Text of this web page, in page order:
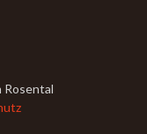
Rosental